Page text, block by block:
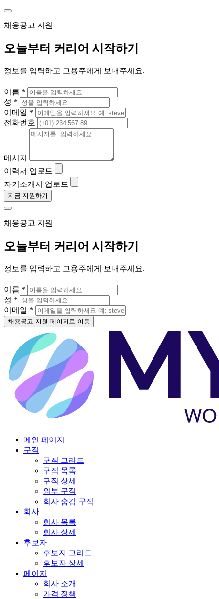
채용공고 지원
오늘부터 커리어 시작하기
정보를 입력하고 고용주에게 보내주세요.
이름 *
성 *
이메일 *
전화번호
메시지
이력서 업로드
자기소개서 업로드
지금 지원하기
채용공고 지원
오늘부터 커리어 시작하기
정보를 입력하고 고용주에게 보내주세요.
이름 *
성 *
이메일 *
채용공고 지원 페이지로 이동
메인 페이지
구직
구직 그리드
구직 목록
구직 상세
외부 구직
회사 숨김 구직
회사
회사 목록
회사 상세
후보자
후보자 그리드
후보자 상세
페이지
회사 소개
가격 정책